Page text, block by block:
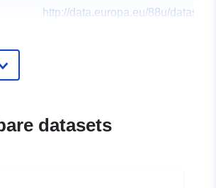
http://data.europa.eu/88u/dataset/
datasets